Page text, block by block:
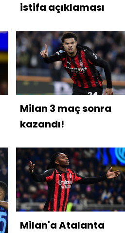
istifa açıklaması
Milan 3 maç sonra
kazandı!
Milan'a Atalanta